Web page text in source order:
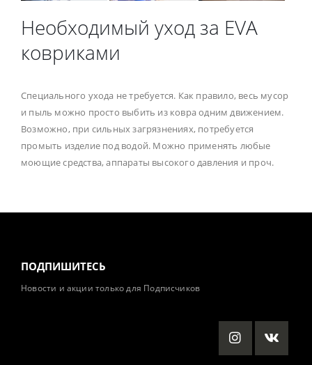
Необходимый уход за EVA
ковриками
Специального ухода не требуется. Как правило, весь мусор
и пыль можно просто выбить из ковра одним движением.
Возможно, при сильных загрязнениях, потребуется
промыть изделие под водой. Можно применять любые
моющие средства, аппараты высокого давления и проч.
ПОДПИШИТЕСЬ
Новости и акции только для Подписчиков